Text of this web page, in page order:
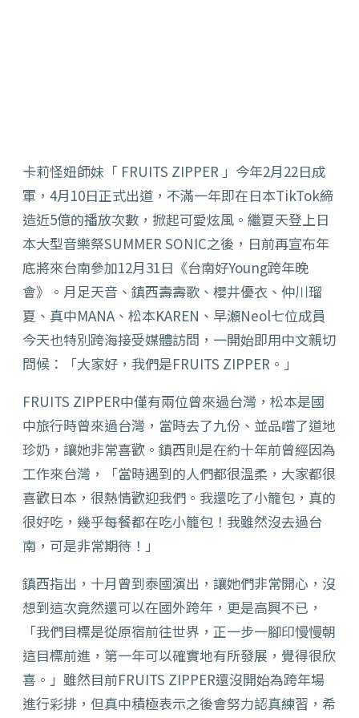
卡莉怪妞師妹「 FRUITS ZIPPER 」今年2月22日成
軍，4月10日正式出道，不滿一年即在日本TikTok締
造近5億的播放次數，掀起可愛炫風。繼夏天登上日
本大型音樂祭SUMMER SONIC之後，日前再宣布年
底將來台南參加12月31日《台南好Young跨年晚
會》。月足天音、鎮西壽壽歌、櫻井優衣、仲川瑠
夏、真中MANA、松本KAREN、早瀬Neol七位成員
今天也特別跨海接受媒體訪問，一開始即用中文親切
問候：「大家好，我們是FRUITS ZIPPER。」
FRUITS ZIPPER中僅有兩位曾來過台灣，松本是國
中旅行時曾來過台灣，當時去了九份、並品嚐了道地
珍奶，讓她非常喜歡。鎮西則是在約十年前曾經因為
工作來台灣，「當時遇到的人們都很溫柔，大家都很
喜歡日本，很熱情歡迎我們。我還吃了小籠包，真的
很好吃，幾乎每餐都在吃小籠包！我雖然沒去過台
南，可是非常期待！」
鎮西指出，十月曾到泰國演出，讓她們非常開心，沒
想到這次竟然還可以在國外跨年，更是高興不已，
「我們目標是從原宿前往世界，正一步一腳印慢慢朝
這目標前進，第一年可以確實地有所發展，覺得很欣
喜。」雖然目前FRUITS ZIPPER還沒開始為跨年場
進行彩排，但真中積極表示之後會努力認真練習，希